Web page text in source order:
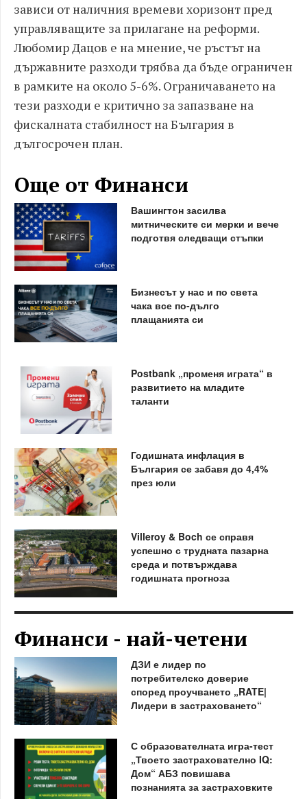
зависи от наличния времеви хоризонт пред
управляващите за прилагане на реформи.
Любомир Дацов е на мнение, че ръстът на
държавните разходи трябва да бъде ограничен
в рамките на около 5-6%. Ограничаването на
тези разходи е критично за запазване на
фискалната стабилност на България в
дългосрочен план.
Още от Финанси
Вашингтон засилва
митническите си мерки и вече
подготвя следващи стъпки
Бизнесът у нас и по света
чака все по-дълго
плащанията си
Postbank „променя играта“ в
развитието на младите
таланти
Годишната инфлация в
България се забавя до 4,4%
през юли
Villeroy & Boch се справя
успешно с трудната пазарна
среда и потвърждава
годишната прогноза
Финанси - най-четени
ДЗИ е лидер по
потребителско доверие
според проучването „RATE|
Лидери в застраховането“
С образователната игра-тест
„Твоето застрахователно IQ:
Дом“ АБЗ повишава
познанията за застраховките